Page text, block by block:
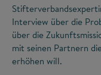
Interview über die
über die
mit seinen Partnern
erhöhen will.